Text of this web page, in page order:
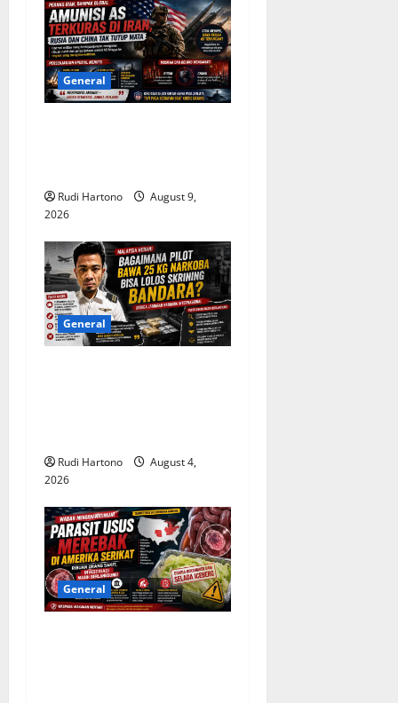
a
t
i
General
Rudi Hartono
August 9,
2026
General
Rudi Hartono
August 4,
2026
General